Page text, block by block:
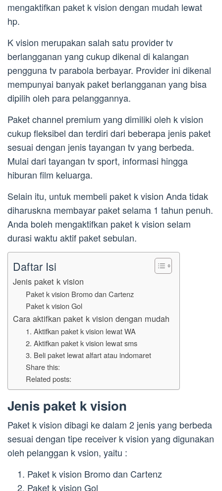
mengaktifkan paket k vision dengan mudah lewat
hp.
K vision merupakan salah satu provider tv
berlangganan yang cukup dikenal di kalangan
pengguna tv parabola berbayar. Provider ini dikenal
mempunyai banyak paket berlangganan yang bisa
dipilih oleh para pelanggannya.
Paket channel premium yang dimiliki oleh k vision
cukup fleksibel dan terdiri dari beberapa jenis paket
sesuai dengan jenis tayangan tv yang berbeda.
Mulai dari tayangan tv sport, informasi hingga
hiburan film keluarga.
Selain itu, untuk membeli paket k vision Anda tidak
diharuskna membayar paket selama 1 tahun penuh.
Anda boleh mengaktifkan paket k vision selam
durasi waktu aktif paket sebulan.
Daftar Isi
Jenis paket k vision
Paket k vision Bromo dan Cartenz
Paket k vision Gol
Cara aktifkan paket k vision dengan mudah
1. Aktifkan paket k vision lewat WA
2. Aktifkan paket k vision lewat sms
3. Beli paket lewat alfart atau indomaret
Share this:
Related posts:
Jenis paket k vision
Paket k vision dibagi ke dalam 2 jenis yang berbeda
sesuai dengan tipe receiver k vision yang digunakan
oleh pelanggan k vsion, yaitu :
Paket k vision Bromo dan Cartenz
Paket k vision Gol